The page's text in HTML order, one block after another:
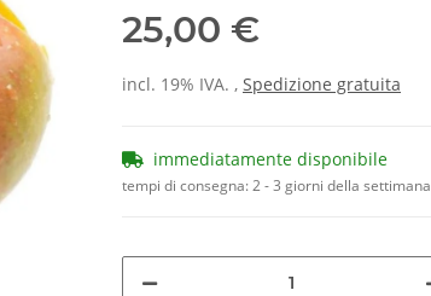
25,00 €
incl. 19% IVA. , Spedizione gratuita
immediatamente disponibile
tempi di consegna:2 - 3 giorni della settimana